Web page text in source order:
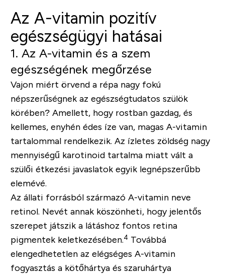
Az A-vitamin pozitív
egészségügyi hatásai
1. Az A-vitamin és a szem
egészségének megőrzése
Vajon miért örvend a répa nagy fokú
népszerűségnek az egészségtudatos szülök
körében? Amellett, hogy rostban gazdag, és
kellemes, enyhén édes íze van, magas A-vitamin
tartalommal rendelkezik. Az ízletes zöldség nagy
mennyiségű karotinoid tartalma miatt vált a
szülői étkezési javaslatok egyik legnépszerűbb
elemévé.
Az állati forrásból származó A-vitamin neve
retinol. Nevét annak köszönheti, hogy jelentős
szerepet játszik a látáshoz fontos retina
pigmentek keletkezésében.4 Továbbá
elengedhetetlen az elégséges A-vitamin
fogyasztás a kötőhártya és szaruhártya